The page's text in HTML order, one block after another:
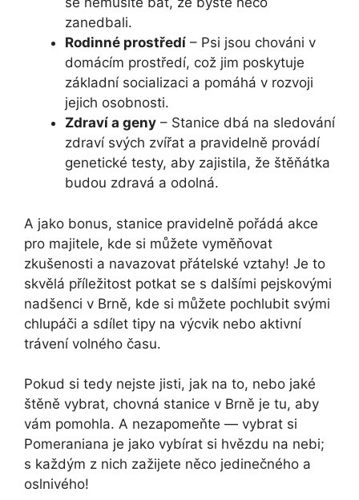
zanedbali.
Rodinné prostředí – Psi jsou chováni v
domácím prostředí, což jim poskytuje
základní socializaci a pomáhá v rozvoji
jejich osobnosti.
Zdraví a geny – Stanice dbá na sledování
zdraví svých zvířat a pravidelně provádí
genetické testy, aby zajistila, že štěňátka
budou zdravá a odolná.
A jako bonus, stanice pravidelně pořádá akce
pro majitele, kde si můžete vyměňovat
zkušenosti a navazovat přátelské vztahy! Je to
skvělá příležitost potkat se s dalšími pejskovými
nadšenci v Brně, kde si můžete pochlubit svými
chlupáči a sdílet tipy na výcvik nebo aktivní
trávení volného času.
Pokud si tedy nejste jisti, jak na to, nebo jaké
štěně vybrat, chovná stanice v Brně je tu, aby
vám pomohla. A nezapomeňte — vybrat si
Pomeraniana je jako vybírat si hvězdu na nebi;
s každým z nich zažijete něco jedinečného a
oslnivého!